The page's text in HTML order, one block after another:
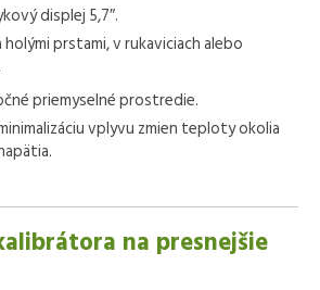
displej 5,7″.
prstami, v rukaviciach alebo
priemyselné prostredie.
vplyvu zmien teploty okolia
na presnejšie